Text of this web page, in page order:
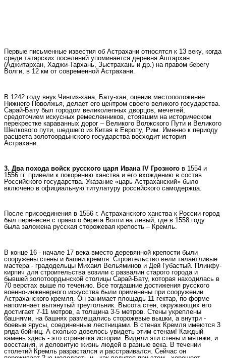
Первые письменные известия об Астрахани относятся к 13 веку, когда
среди татарских поселений упоминается деревня Аштархан
(Аджитархан, Хаджи-Тархань, Зыстрахань и др.) на правом берегу
Волги, в 12 км от современной Астрахани.
В 1242 году внук Чингиз-хана, Бату-хан, оценив местоположение
Нижнего Поволжья, делает его центром своего великого государства.
Сарай-Бату был городом великолепных дворцов, мечетей,
средоточием искусных ремесленников, стоявшим на историческом
перекрестке караванных дорог – Великого Волжского Пути и Великого
Шелкового пути, шедшего из Китая в Европу, Рим. Именно к периоду
расцвета золотоордынского государства восходит история
Астрахани.
3. Два похода войск русского царя Ивана IV Грозного в 1554 и
1556 гг. привели к покорению ханства и его вхождению в состав
Российского государства. Указание «царь Астраханский» было
включено в официальную титулатуру российского самодержца.
После присоединения в 1556 г. Астраханского ханства к России город
был перенесен с правого берега Волги на левый, где в 1558 году
была заложена русская сторожевая крепость – Кремль.
В конце 16 - начале 17 века вместо деревянной крепости были
сооружены стены и башни кремля. Строительство вели талантливые
мастера - градодельцы Михаил Вельяминов и Дей Губастый. Плинфу-
кирпич для строительства возили с развалин старого города и
бывшей золотоордынской столицы Сарай-Бату, которая находилась в
70 верстах выше по течению. Все тогдашние достижения русского
военно-инженерного искусства были применены при сооружении
Астраханского кремля. Он занимает площадь 11 гектар, по форме
напоминает вытянутый треугольник. Высота стен, окружающих его
достигает 7-11 метров, а толщина 3-5 метров. Стены укреплены
башнями, на башнях размещались сторожевые вышки, а внутри -
боевые ярусы, соединенные лестницами. В стенах Кремля имеются 3
ряда бойниц. А сколько довелось увидеть этим стенам! Каждый
камень здесь - это страничка истории. Видели эти стены и мятежи, и
восстания, и деловитую жизнь людей в разные века. В течении
столетий Кремль разрастался и расстраивался. Сейчас он